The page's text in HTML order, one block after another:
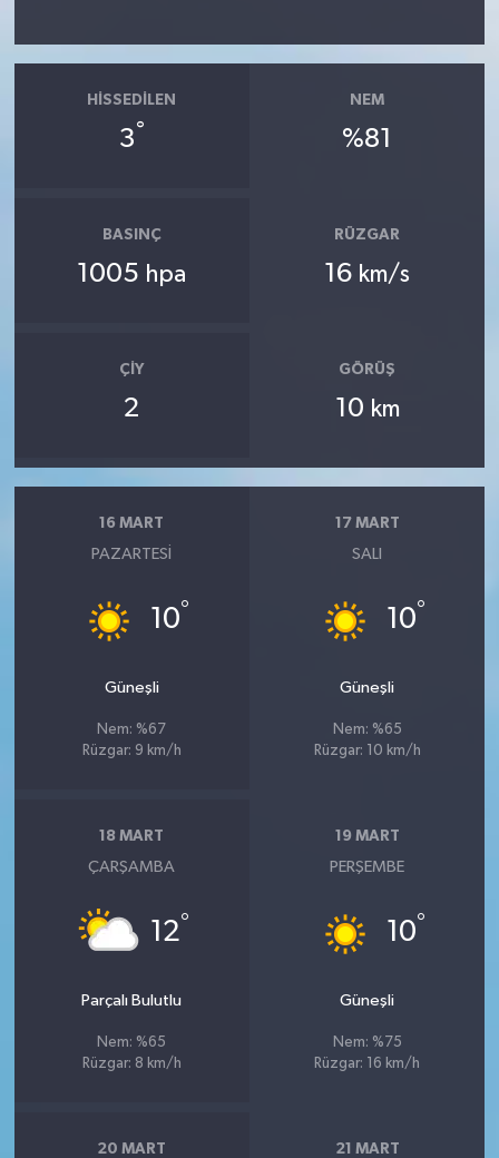
HISSEDILEN
3°
NEM
%81
BASINÇ
1005 hpa
RÜZGAR
16 km/s
ÇIY
2
GÖRÜŞ
10 km
16 MART
PAZARTESI
10°
Güneşli
Nem: %67
Rüzgar: 9 km/h
17 MART
SALI
10°
Güneşli
Nem: %65
Rüzgar: 10 km/h
18 MART
ÇARŞAMBA
12°
Parçalı Bulutlu
Nem: %65
Rüzgar: 8 km/h
19 MART
PERŞEMBE
10°
Güneşli
Nem: %75
Rüzgar: 16 km/h
20 MART 21 MART